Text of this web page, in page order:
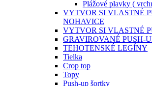
Plážové plavky (
VYTVOR SI VLASTNÉ
NOHAVICE
VYTVOR SI VLASTNÉ
GRAVIROVANÉ PUSH-
TEHOTENSKÉ LEGÍNY
Tielka
Crop top
Topy
Push-up šortky